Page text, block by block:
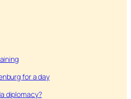
for a day
diplomacy?